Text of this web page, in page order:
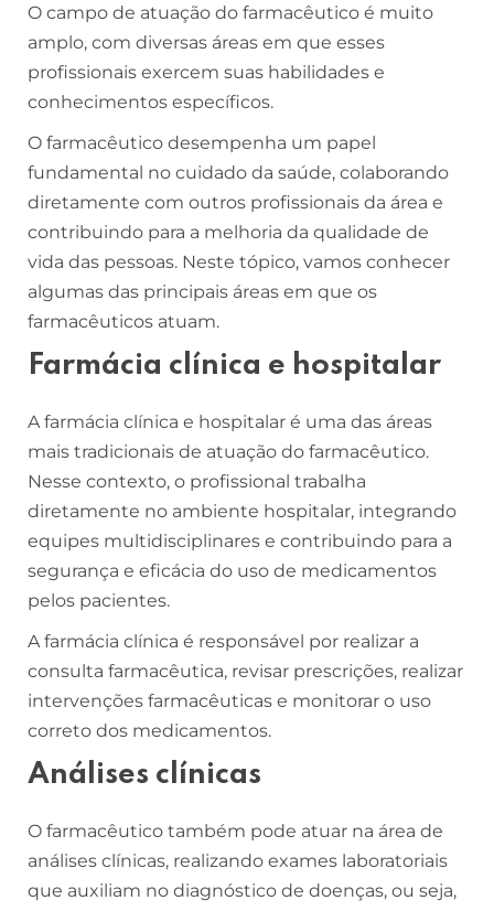
O campo de atuação do farmacêutico é muito
amplo, com diversas áreas em que esses
profissionais exercem suas habilidades e
conhecimentos específicos.
O farmacêutico desempenha um papel
fundamental no cuidado da saúde, colaborando
diretamente com outros profissionais da área e
contribuindo para a melhoria da qualidade de
vida das pessoas. Neste tópico, vamos conhecer
algumas das principais áreas em que os
farmacêuticos atuam.
Farmácia clínica e hospitalar
A farmácia clínica e hospitalar é uma das áreas
mais tradicionais de atuação do farmacêutico.
Nesse contexto, o profissional trabalha
diretamente no ambiente hospitalar, integrando
equipes multidisciplinares e contribuindo para a
segurança e eficácia do uso de medicamentos
pelos pacientes.
A farmácia clínica é responsável por realizar a
consulta farmacêutica, revisar prescrições, realizar
intervenções farmacêuticas e monitorar o uso
correto dos medicamentos.
Análises clínicas
O farmacêutico também pode atuar na área de
análises clínicas, realizando exames laboratoriais
que auxiliam no diagnóstico de doenças, ou seja,